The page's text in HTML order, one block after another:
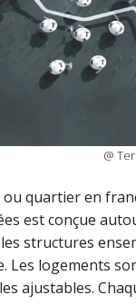
@
quartier en
est conçue
structures
Les logements
ajustables.